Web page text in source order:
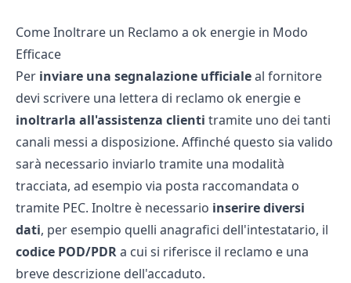
Come Inoltrare un Reclamo a ok energie in Modo
Efficace
Per inviare una segnalazione ufficialeal fornitore
devi scrivere una lettera di reclamo ok energie e
inoltrarla all'assistenza clienti tramite uno dei tanti
canali messi a disposizione. Affinché questo sia valido
sarà necessario inviarlo tramite una modalità
tracciata, ad esempio via posta raccomandata o
tramite PEC. Inoltre è necessario inserire diversi
dati, per esempio quelli anagrafici dell'intestatario, il
codice POD/PDRa cui si riferisce il reclamo e una
breve descrizione dell'accaduto.